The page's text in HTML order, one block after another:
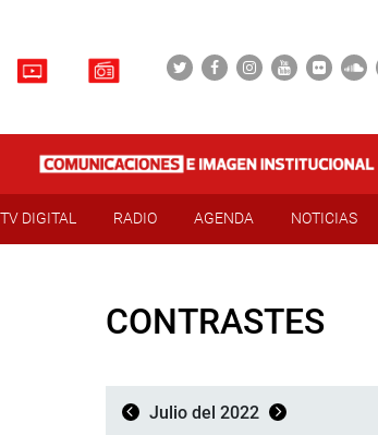
TV DIGITAL RADIO AGENDA NOTICIAS
CONTRASTES
Julio del 2022